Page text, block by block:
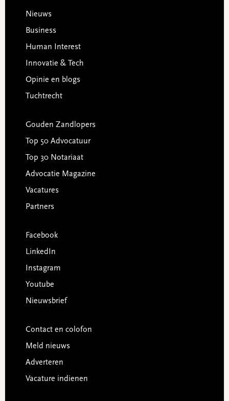
Footer
Nieuws
Business
Human Interest
Innovatie & Tech
Opinie en blogs
Tuchtrecht
Gouden Zandlopers
Top 50 Advocatuur
Top 30 Notariaat
Advocatie Magazine
Vacatures
Partners
Facebook
LinkedIn
Instagram
Youtube
Nieuwsbrief
Contact en colofon
Meld nieuws
Adverteren
Vacature indienen